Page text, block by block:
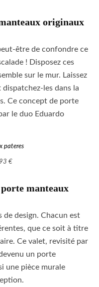
originaux
être de confondre ce
! Disposez ces
sur le mur. Laissez
les dans la
Ce concept de porte
le duo Eduardo
€
manteaux
de design. Chacun est
que ce soit à titre
Ce valet, revisité par
un porte
une pièce murale